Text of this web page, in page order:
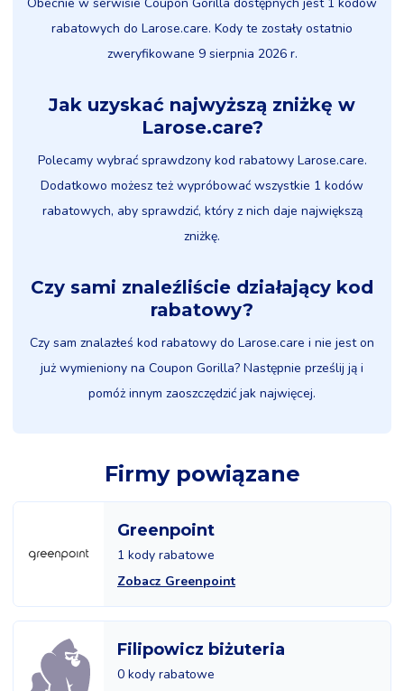
rabatowych do Larose.care. Kody te zostały ostatnio
zweryfikowane 9 sierpnia 2026 r.
Jak uzyskać najwyższą zniżkę w
Larose.care?
Polecamy wybrać sprawdzony kod rabatowy Larose.care.
Dodatkowo możesz też wypróbować wszystkie 1 kodów
rabatowych, aby sprawdzić, który z nich daje największą
zniżkę.
Czy sami znaleźliście działający kod
rabatowy?
Czy sam znalazłeś kod rabatowy do Larose.care i nie jest on
już wymieniony na Coupon Gorilla? Następnie prześlij ją i
pomóż innym zaoszczędzić jak najwięcej.
Firmy powiązane
Greenpoint
1 kody rabatowe
Zobacz Greenpoint
Filipowicz biżuteria
0 kody rabatowe